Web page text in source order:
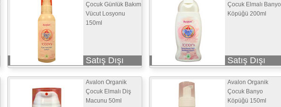
Çocuk Günlük Bakım
Vücut Losyonu
150ml
Satış Dışı
Çocuk Elmalı Banyo
Köpüğü 200ml
Satış Dışı
Avalon Organik
Çocuk Elmalı Diş
Macunu 50ml
Avalon Organik
Çocuk Banyo
Köpüğü 150ml